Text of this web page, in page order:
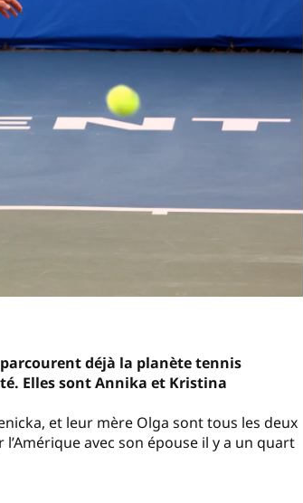
déjà la planète tennis
Elles sont Annika et Kristina
et leur mère Olga sont tous les deux
avec son épouse il y a un quart